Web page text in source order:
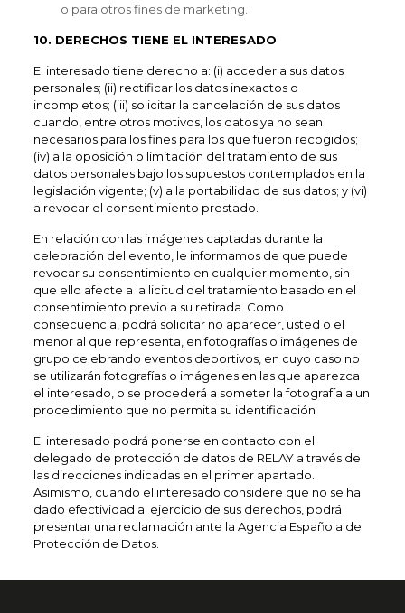
o para otros fines de marketing.
10. DERECHOS TIENE EL INTERESADO
El interesado tiene derecho a: (i) acceder a sus datos
personales; (ii) rectificar los datos inexactos o
incompletos; (iii) solicitar la cancelación de sus datos
cuando, entre otros motivos, los datos ya no sean
necesarios para los fines para los que fueron recogidos;
(iv) a la oposición o limitación del tratamiento de sus
datos personales bajo los supuestos contemplados en la
legislación vigente; (v) a la portabilidad de sus datos; y (vi)
a revocar el consentimiento prestado.
En relación con las imágenes captadas durante la
celebración del evento, le informamos de que puede
revocar su consentimiento en cualquier momento, sin
que ello afecte a la licitud del tratamiento basado en el
consentimiento previo a su retirada. Como
consecuencia, podrá solicitar no aparecer, usted o el
menor al que representa, en fotografías o imágenes de
grupo celebrando eventos deportivos, en cuyo caso no
se utilizarán fotografías o imágenes en las que aparezca
el interesado, o se procederá a someter la fotografía a un
procedimiento que no permita su identificación
El interesado podrá ponerse en contacto con el
delegado de protección de datos de RELAY a través de
las direcciones indicadas en el primer apartado.
Asimismo, cuando el interesado considere que no se ha
dado efectividad al ejercicio de sus derechos, podrá
presentar una reclamación ante la Agencia Española de
Protección de Datos.